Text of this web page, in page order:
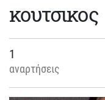
κουτσικος
1
αναρτήσεις